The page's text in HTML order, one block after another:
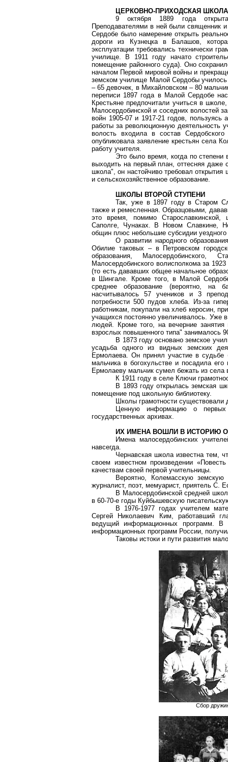
ЦЕРКОВНО-ПРИХОДСКАЯ ШКОЛА
9 октября 1889 года
Преподавателями в ней были священник
Сердобе было намерение открыть
дороги из Кузнецка в Балашов,
эксплуатации требовались технически
училище. В 1911 году начато
помещение районного суда). Оно
началом Первой мировой войны и
земском училище Малой Сердобы училось
– 65 девочек, в Михайловском – 80
переписи 1897 года в Малой Сердобе
Крестьяне предпочитали учиться в
Малосердобинской и соседних волостей
войн 1905-07 и 1917-21 годов, пользуясь
работы за революционную деятельность
волость входила в состав
опубликовала заявление крестьян села
работу учителя.
Это было время, когда по степени
выходить на первый план, оттесняя даже
школа", он настойчиво требовал
и сельскохозяйственное образование.
ШКОЛЫ ВТОРОЙ СТУПЕНИ
Так, уже в 1897 году в Старом
также и ремесленная. Образцовыми,
это время, помимо
Саполге, Чунаках. В Новом Славкине,
общин плюс небольшие субсидии уездного
О развитии народного
Обилие таковых – в Петровском
образования, Малосердобинского,
Малосердобинского волисполкома за
(то есть дававших общее начальное
в Шингале. Кроме того, в Малой
среднее образование (вероятно, на
насчитывалось 57 учеников и 3
потребности 500 пудов хлеба. Из-за
работникам, покупали на хлеб керосин,
учащихся постоянно увеличивалось. Уже
людей. Кроме того, на вечерние
взрослых повышенного типа" занималось
В 1873 году основано земское
усадьба одного из видных земских
Ермолаева. Он принял участие в судьбе
мальчика в богохульстве и посадила
Ермолаеву мальчик сумел бежать из села
К 1911 году в селе Ключи
В 1893 году открылась земская
помещение под школьную библиотеку.
Школы грамотности существовали
Ценную информацию о первых
государственных архивах.
ИХ ИМЕНА ВОШЛИ В ИСТОРИЮ
Имена малосердобинских
навсегда.
Чернавская школа известна тем,
своем известном произведении
качествам своей первой учительницы.
Вероятно, Колемасскую
журналист, поэт, мемуарист, приятель С.
В Малосердобинской средней
в 60-70-е годы Куйбышевскую
В 1976-1977 годах учителем
Сергей Николаевич Ким, работавший
ведущий информационных программ.
информационных программ России,
Таковы истоки и пути развития
Сбор